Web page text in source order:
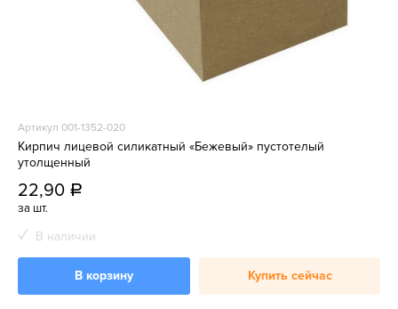
Артикул 001-1352-020
Кирпич лицевой силикатный «Бежевый» пустотелый
утолщенный
22,90 a
за шт.
В наличии
В корзину Купить сейчас